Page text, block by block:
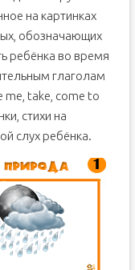
на картинках
обозначающих
ребёнка во время
глаголам
me, take, come to
стихи на
слух ребёнка.